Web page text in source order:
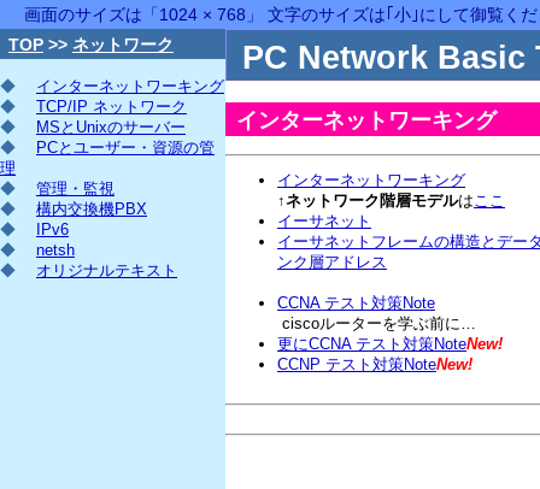
画面のサイズは「1024 × 768」 文字のサイズは｢小｣にして御覧く
TOP >> ネットワーク
◆
インターネットワーキング
◆
TCP/IP ネットワーク
◆
MSとUnixのサーバー
◆
PCとユーザー・資源の管
理
◆
管理・監視
◆
構内交換機PBX
◆
IPv6
◆
netsh
◆
オリジナルテキスト
PC Network Basic
インターネットワーキング
インターネットワーキング
↑ネットワーク階層モデルはここ
イーサネット
イーサネットフレームの構造とデー
ンク層アドレス
CCNA テスト対策Note
ciscoルーターを学ぶ前に…
更にCCNA テスト対策NoteNew!
CCNP テスト対策NoteNew!